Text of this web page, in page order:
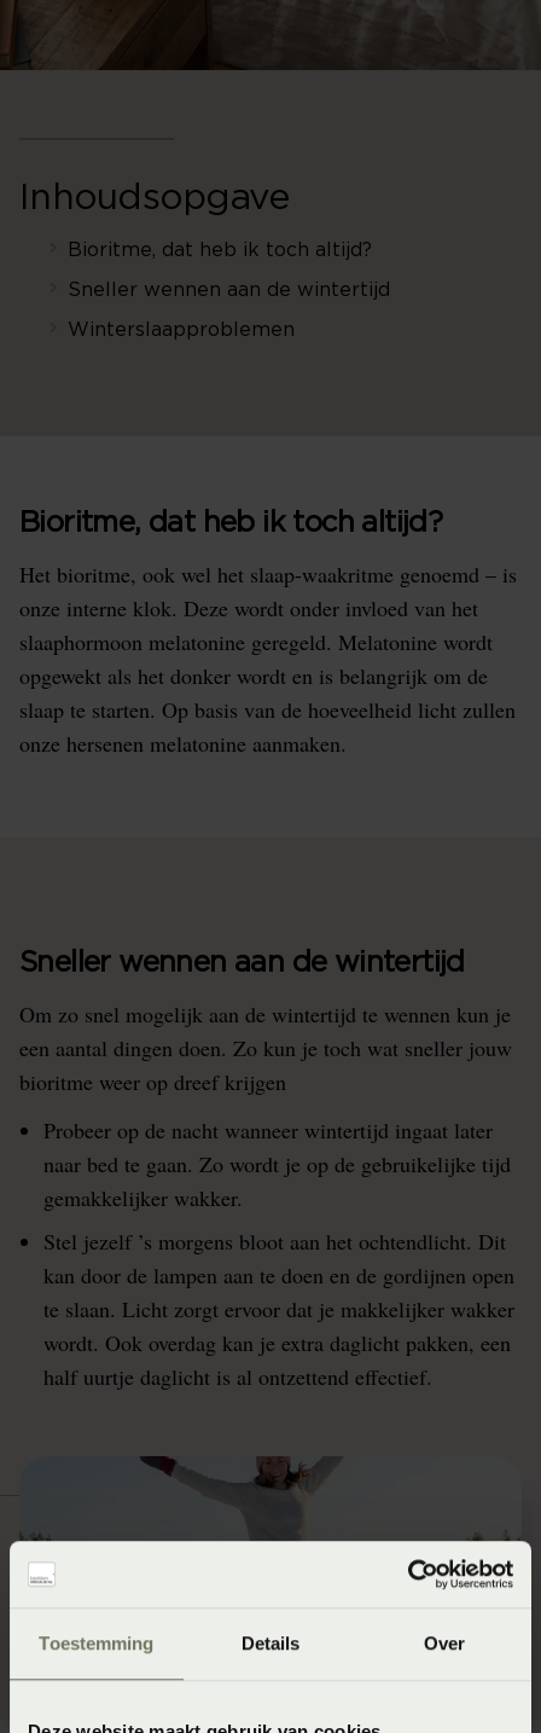
Toestemming Details Over
Inhoudsopgave
Bioritme, dat heb ik toch altijd?
Sneller wennen aan de wintertijd
Winterslaapproblemen
Bioritme, dat heb ik toch altijd?
Het bioritme, ook wel het slaap-waakritme genoemd – is
onze interne klok. Deze wordt onder invloed van het
slaaphormoon melatonine geregeld. Melatonine wordt
opgewekt als het donker wordt en is belangrijk om de
slaap te starten. Op basis van de hoeveelheid licht zullen
onze hersenen melatonine aanmaken.
Sneller wennen aan de wintertijd
Om zo snel mogelijk aan de wintertijd te wennen kun je
een aantal dingen doen. Zo kun je toch wat sneller jouw
bioritme weer op dreef krijgen
Probeer op de nacht wanneer wintertijd ingaat later
naar bed te gaan. Zo wordt je op de gebruikelijke tijd
gemakkelijker wakker.
Stel jezelf ’s morgens bloot aan het ochtendlicht. Dit
kan door de lampen aan te doen en de gordijnen open
te slaan. Licht zorgt ervoor dat je makkelijker wakker
wordt. Ook overdag kan je extra daglicht pakken, een
half uurtje daglicht is al ontzettend effectief.